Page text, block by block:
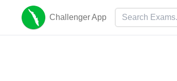
Challenger App